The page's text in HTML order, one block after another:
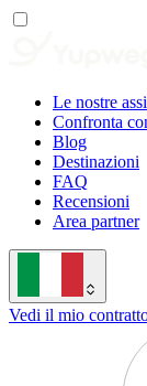
Le nostre
Confronta
Blog
Destinazioni
FAQ
Recensioni
Area partner
Vedi il mio